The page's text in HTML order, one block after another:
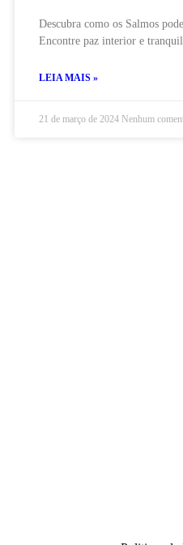
Descubra como os Salmos
Encontre paz interior e
LEIA MAIS »
21 de março de 2024 Nenhum